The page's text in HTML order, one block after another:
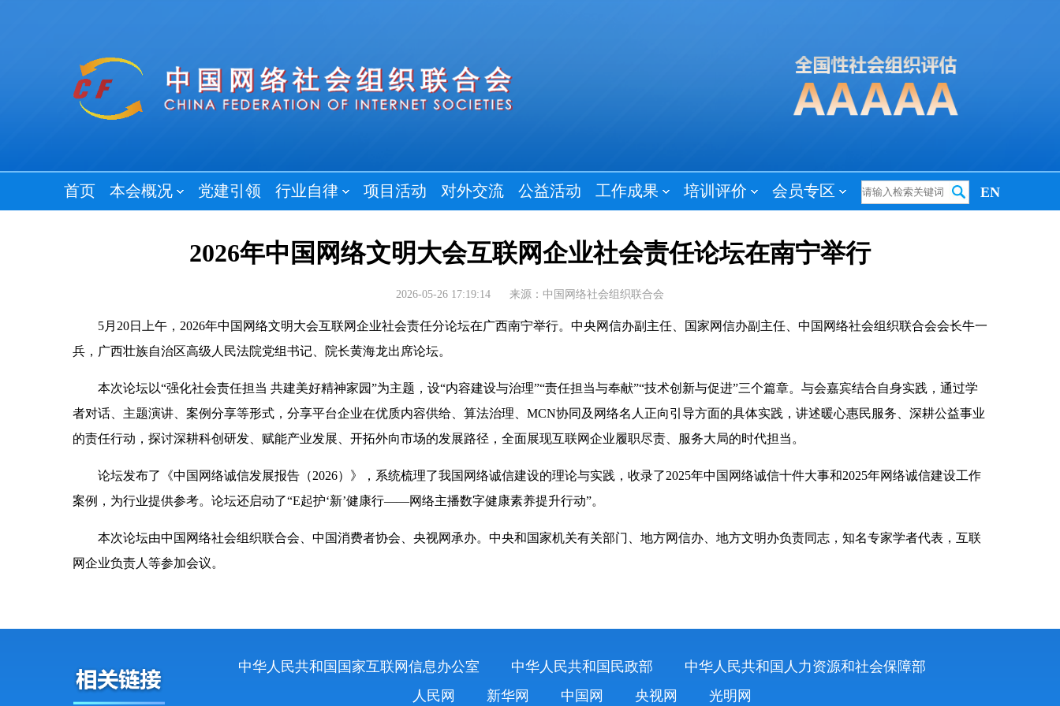
首页 本会概况 党建引领 行业自律 项目活动 对外交流 公益活动 工作成果 培训评价 会员专区 EN
2026年中国网络文明大会互联网企业社会责任论坛在南宁举行
2026-05-26 17:19:14 来源：中国网络社会组织联合会
5月20日上午，2026年中国网络文明大会互联网企业社会责任分论坛在广西南宁举行。中央网信办副主任、国家网信办副主任、中国网络社会组织联合会会长牛一
兵，广西壮族自治区高级人民法院党组书记、院长黄海龙出席论坛。
本次论坛以“强化社会责任担当 共建美好精神家园”为主题，设“内容建设与治理”“责任担当与奉献”“技术创新与促进”三个篇章。与会嘉宾结合自身实践，通过学
者对话、主题演讲、案例分享等形式，分享平台企业在优质内容供给、算法治理、MCN协同及网络名人正向引导方面的具体实践，讲述暖心惠民服务、深耕公益事业
的责任行动，探讨深耕科创研发、赋能产业发展、开拓外向市场的发展路径，全面展现互联网企业履职尽责、服务大局的时代担当。
论坛发布了《中国网络诚信发展报告（2026）》，系统梳理了我国网络诚信建设的理论与实践，收录了2025年中国网络诚信十件大事和2025年网络诚信建设工作
案例，为行业提供参考。论坛还启动了“E起护‘新’健康行——网络主播数字健康素养提升行动”。
本次论坛由中国网络社会组织联合会、中国消费者协会、央视网承办。中央和国家机关有关部门、地方网信办、地方文明办负责同志，知名专家学者代表，互联
网企业负责人等参加会议。
中华人民共和国国家互联网信息办公室 中华人民共和国民政部
中华人民共和国人力资源和社会保障部
人民网
新华网 中国网 央视网 光明网